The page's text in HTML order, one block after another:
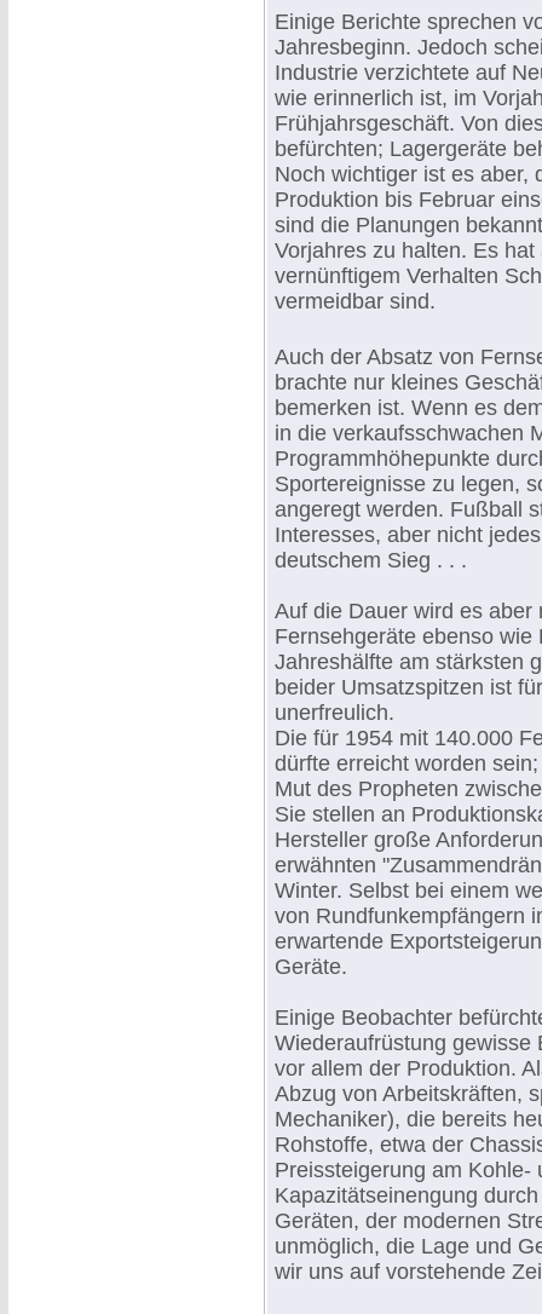
Einige Berichte sprechen
Jahresbeginn. Jedoch
Industrie verzichtete auf
wie erinnerlich ist, im
Frühjahrsgeschäft. Von
befürchten; Lagergeräte
Noch wichtiger ist es aber,
Produktion bis Februar
sind die Planungen
Vorjahres zu halten. Es
vernünftigem Verhalten
vermeidbar sind.
Auch der Absatz von
brachte nur kleines
bemerken ist. Wenn es
in die verkaufsschwachen
Programmhöhepunkte
Sportereignisse zu legen,
angeregt werden. Fußball
Interesses, aber nicht
deutschem Sieg . . .
Auf die Dauer wird es
Fernsehgeräte ebenso
Jahreshälfte am stärksten
beider Umsatzspitzen ist
unerfreulich.
Die für 1954 mit 140.000
dürfte erreicht worden
Mut des Propheten
Sie stellen an
Hersteller große
erwähnten
Winter. Selbst bei einem
von Rundfunkempfängern
erwartende
Geräte.
Einige Beobachter
Wiederaufrüstung gewisse
vor allem der Produktion.
Abzug von Arbeitskräften,
Mechaniker), die bereits
Rohstoffe, etwa der
Preissteigerung am Kohle-
Kapazitätseinengung
Geräten, der modernen
unmöglich, die Lage und
wir uns auf vorstehende